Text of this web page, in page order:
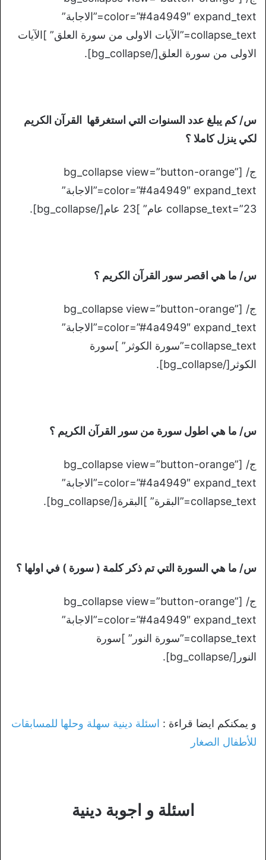
color=”#4a4949″ expand_text=”الاجابة”
collapse_text=”الآيات الاولى من سورة العلق” ]الآيات
الاولى من سورة العلق[/bg_collapse].
س/ كم يبلغ عدد السنوات التي استغرقها القرآن الكريم
لكي ينزل كاملا ؟
ج/ [bg_collapse view=”button-orange”
color=”#4a4949″ expand_text=”الاجابة”
collapse_text=”23 عام” ]23 عام[/bg_collapse].
س/ ما هي اقصر سور القرآن الكريم ؟
ج/ [bg_collapse view=”button-orange”
color=”#4a4949″ expand_text=”الاجابة”
collapse_text=”سورة الكوثر” ]سورة
الكوثر[/bg_collapse].
س/ ما هي اطول سورة من سور القرآن الكريم ؟
ج/ [bg_collapse view=”button-orange”
color=”#4a4949″ expand_text=”الاجابة”
collapse_text=”البقرة” ]البقرة[/bg_collapse].
س/ ما هي السورة التي تم ذكر كلمة ( سورة ) في اولها ؟
ج/ [bg_collapse view=”button-orange”
color=”#4a4949″ expand_text=”الاجابة”
collapse_text=”سورة النور” ]سورة
النور[/bg_collapse].
و يمكنكم ايضا قراءة : اسئلة دينية سهلة وحلها للمسابقات
للأطفال الصغار
اسئلة و اجوبة دينية